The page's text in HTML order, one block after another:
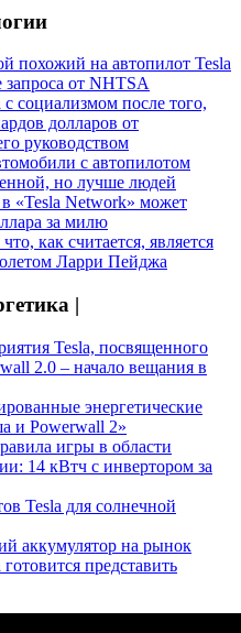
похожий на автопилот Tesla
запроса от NHTSA
социализмом после того,
долларов от
руководством
с автопилотом
но лучше людей
«Tesla Network» может
за милю
как считается, является
Ларри Пейджа
|
Tesla, посвященного
2.0 – начало вещания в
энергетические
и Powerwall 2»
игры в области
14 кВтч с инвертором за
Tesla для солнечной
аккумулятор на рынок
представить